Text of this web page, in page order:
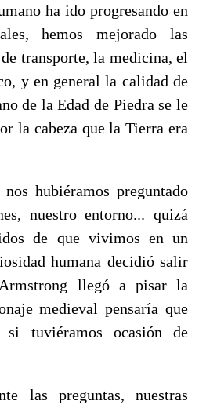
ha ido progresando en
hemos mejorado las
transporte, la medicina, el
y en general la calidad de
de la Edad de Piedra se le
la cabeza que la Tierra era
hubiéramos preguntado
nuestro entorno... quizá
de que vivimos en un
humana decidió salir
llegó a pisar la
medieval pensaría que
si tuviéramos ocasión de
las preguntas, nuestras